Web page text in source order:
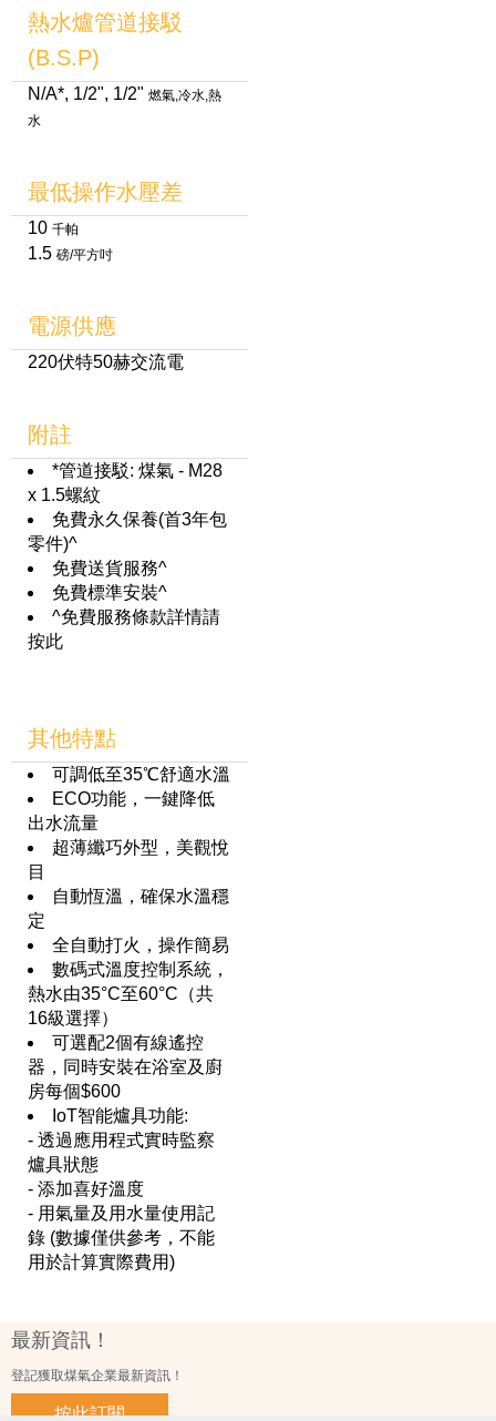
熱水爐管道接駁
(B.S.P)
N/A*, 1/2", 1/2" 燃氣,冷水,熱
水
最低操作水壓差
10 千帕
1.5 磅/平方吋
電源供應
220伏特50赫交流電
附註
*管道接駁: 煤氣 - M28
x 1.5螺紋
免費永久保養(首3年包
零件)^
免費送貨服務^
免費標準安裝^
^免費服務條款詳情請
按此
其他特點
可調低至35℃舒適水溫
ECO功能，一鍵降低
出水流量
超薄纖巧外型，美觀悅
目
自動恆溫，確保水溫穩
定
全自動打火，操作簡易
數碼式溫度控制系統，
熱水由35°C至60°C（共
16級選擇）
可選配2個有線遙控
器，同時安裝在浴室及廚
房每個$600
IoT智能爐具功能:
- 透過應用程式實時監察
爐具狀態
- 添加喜好溫度
- 用氣量及用水量使用記
錄 (數據僅供參考，不能
用於計算實際費用)
最新資訊！
登記獲取煤氣企業最新資訊！
按此訂閱